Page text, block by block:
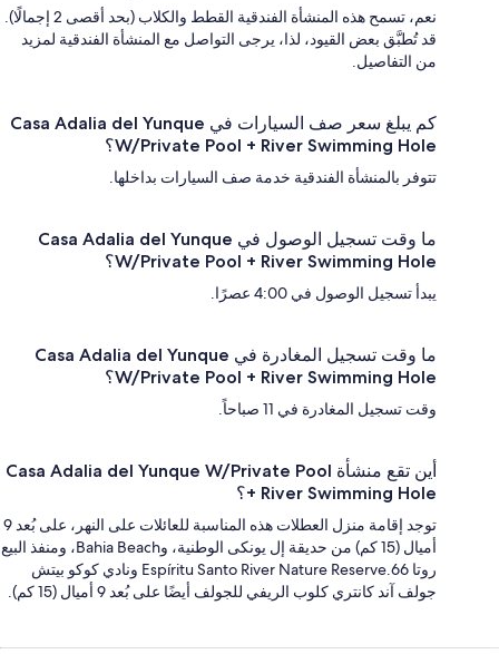
نعم، تسمح هذه المنشأة الفندقية القطط والكلاب (بحد أقصى 2 إجمالًا).
قد تُطبَّق بعض القيود، لذا، يرجى التواصل مع المنشأة الفندقية لمزيد
من التفاصيل.
كم يبلغ سعر صف السيارات في Casa Adalia del Yunque
W/Private Pool + River Swimming Hole؟
تتوفر بالمنشأة الفندقية خدمة صف السيارات بداخلها.
ما وقت تسجيل الوصول في Casa Adalia del Yunque
W/Private Pool + River Swimming Hole؟
يبدأ تسجيل الوصول في 4:00 عصرًا.
ما وقت تسجيل المغادرة في Casa Adalia del Yunque
W/Private Pool + River Swimming Hole؟
وقت تسجيل المغادرة في 11 صباحاً.
أين تقع منشأة Casa Adalia del Yunque W/Private Pool
+ River Swimming Hole؟
توجد إقامة منزل العطلات هذه المناسبة للعائلات على النهر، على بُعد 9
أميال (15 كم) من حديقة إل يونكى الوطنية، وBahia Beach، ومنفذ البيع
روتا 66.Espíritu Santo River Nature Reserve ونادي كوكو بيتش
جولف آند كانتري كلوب الريفي للجولف أيضًا على بُعد 9 أميال (15 كم).